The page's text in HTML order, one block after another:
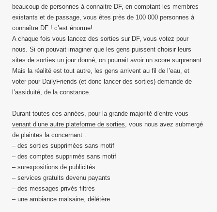
beaucoup de personnes à connaitre DF, en comptant les membres
existants et de passage, vous êtes près de 100 000 personnes à
connaître DF ! c’est énorme!
A chaque fois vous lancez des sorties sur DF, vous votez pour
nous. Si on pouvait imaginer que les gens puissent choisir leurs
sites de sorties un jour donné, on pourrait avoir un score surprenant.
Mais la réalité est tout autre, les gens arrivent au fil de l’eau, et
voter pour DailyFriends (et donc lancer des sorties) demande de
l’assiduité, de la constance.
Durant toutes ces années, pour la grande majorité d’entre vous
venant d’une autre plateforme de sorties , vous nous avez submergé
de plaintes la concernant :
– des sorties supprimées sans motif
– des comptes supprimés sans motif
– surexpositions de publicités
– services gratuits devenu payants
– des messages privés filtrés
– une ambiance malsaine, délétère